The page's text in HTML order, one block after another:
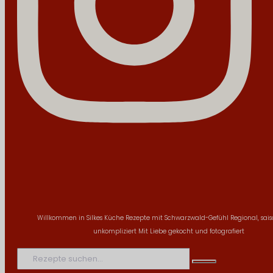
Willkommen in Silkes Küche Rezepte mit Schwarzwald-Gefühl Regional,
unkompliziert Mit Liebe gekocht und fotografiert